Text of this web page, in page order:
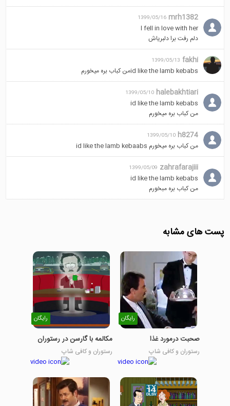
mrh1382
1399/05/16
I fell in love with her
دلم رفت برا دلبریاش
fakhi
1399/05/13
id like the lamb kebabsمن کباب بره میخورم
halebakhtiari
1399/05/10
id like the lamb kebabs
من کباب بره میخورم
h8274
1399/05/10
من کباب بره میخورم id like the lamb kebaabs
zahrafarajiii
1399/05/09
id like the lamb kebabs
من کباب بره مبخورم
پست های مشابه
رایگان
صحبت درمورد غذا
رستوران و کافی شاپ
رایگان
مکالمه با گارسن در رستوران
رستوران و کافی شاپ